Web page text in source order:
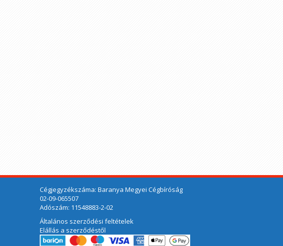
Cégjegyzékszáma: Baranya Megyei Cégbíróság
02-09-065507
Adószám: 11548883-2-02
Általános szerződési feltételek
Elállás a szerződéstől